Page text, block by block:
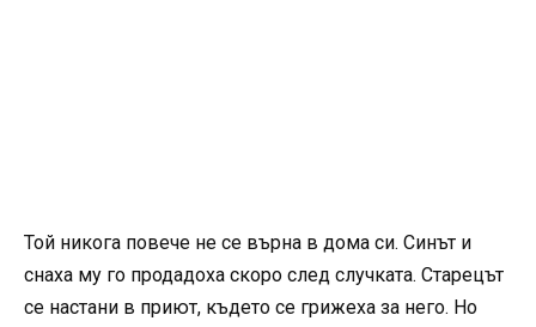
Той никога повече не се върна в дома си. Синът и
снаха му го продадоха скоро след случката. Старецът
се настани в приют, където се грижеха за него. Но